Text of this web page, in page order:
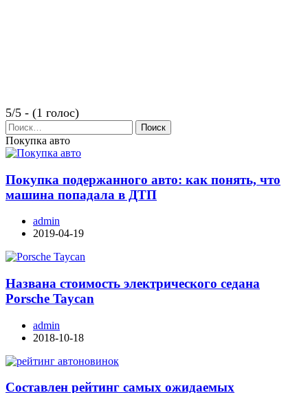
5/5 - (1 голос)
Найти:
Покупка авто
Покупка подержанного авто: как понять, что
машина попадала в ДТП
admin
2019-04-19
Названа стоимость электрического седана
Porsche Taycan
admin
2018-10-18
Составлен рейтинг самых ожидаемых